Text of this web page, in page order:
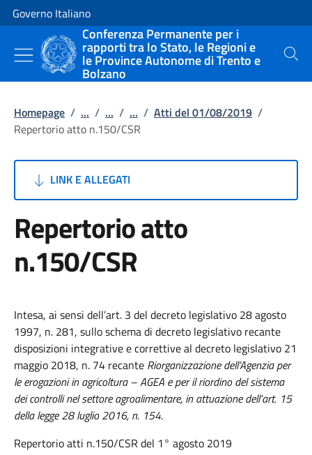
Vai al contenuto
Vai alla navigazione del sito
Governo Italiano
Conferenza Permanente per i
rapporti tra lo Stato, le Regioni e
le Province Autonome di Trento e
Bolzano
Cerca
Homepage / ... / ... / ... / Atti del 01/08/2019 /
Repertorio atto n.150/CSR
LINK E ALLEGATI
Repertorio atto
n.150/CSR
Intesa, ai sensi dell’art. 3 del decreto legislativo 28 agosto
1997, n. 281, sullo schema di decreto legislativo recante
disposizioni integrative e correttive al decreto legislativo 21
maggio 2018, n. 74 recante Riorganizzazione dell’Agenzia per
le erogazioni in agricoltura – AGEA e per il riordino del sistema
dei controlli nel settore agroalimentare, in attuazione dell’art. 15
della legge 28 luglio 2016, n. 154.
Repertorio atti n.150/CSR del 1° agosto 2019